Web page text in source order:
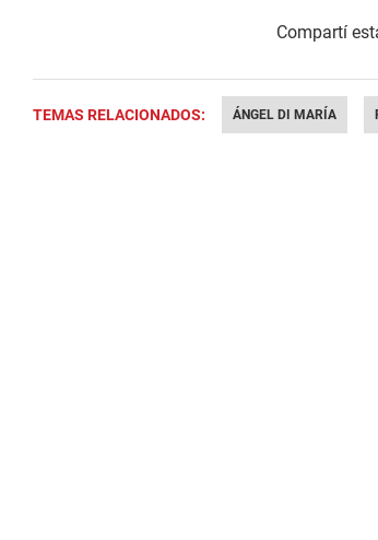
TEMAS RELACIONADOS: ÁNGEL DI MARÍA